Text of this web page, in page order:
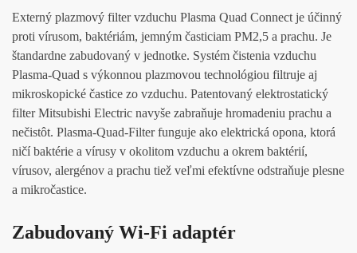
Externý plazmový filter vzduchu Plasma Quad Connect je účinný
proti vírusom, baktériám, jemným časticiam PM2,5 a prachu. Je
štandardne zabudovaný v jednotke. Systém čistenia vzduchu
Plasma-Quad s výkonnou plazmovou technológiou filtruje aj
mikroskopické častice zo vzduchu. Patentovaný elektrostatický
filter Mitsubishi Electric navyše zabraňuje hromadeniu prachu a
nečistôt. Plasma-Quad-Filter funguje ako elektrická opona, ktorá
ničí baktérie a vírusy v okolitom vzduchu a okrem baktérií,
vírusov, alergénov a prachu tiež veľmi efektívne odstraňuje plesne
a mikročastice.
Zabudovaný Wi-Fi adaptér